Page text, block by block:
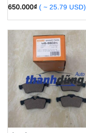
650.000₫ ( ~ 25.79 USD)